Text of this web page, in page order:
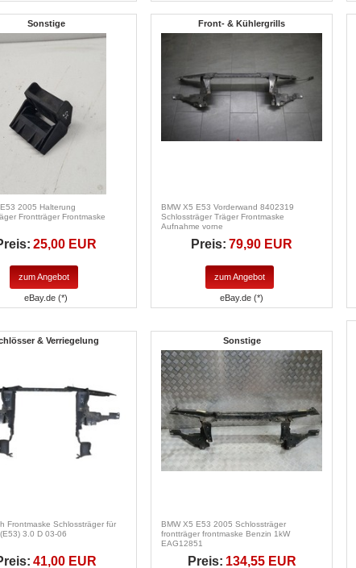
Sonstige
2005 Halterung
Frontträger Frontmaske
25,00 EUR
zum Angebot
eBay.de (*)
Front- & Kühlergrills
BMW X5 E53 Vorderwand 8402319
Schlossträger Träger Frontmaske
Aufnahme vorne
Preis: 79,90 EUR
zum Angebot
eBay.de (*)
& Verriegelung
Frontmaske Schlossträger für
3.0 D 03-06
41,00 EUR
Sonstige
BMW X5 E53 2005 Schlossträger
frontträger frontmaske Benzin 1kW
EAG12851
Preis: 134,55 EUR